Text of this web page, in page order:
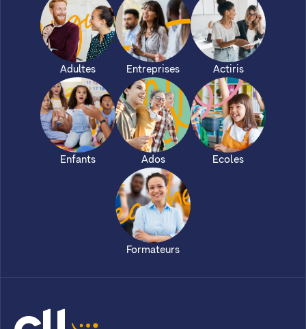
Adultes Entreprises Actiris
Enfants Ados Ecoles
Formateurs